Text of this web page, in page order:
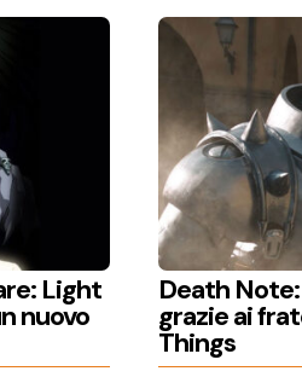
Light
nuovo
Death
grazie ai
Things